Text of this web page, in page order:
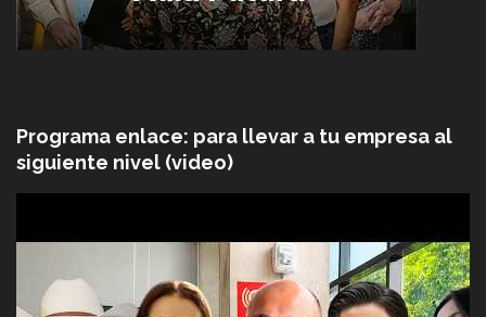
Programa enlace: para llevar a tu empresa al
siguiente nivel (video)